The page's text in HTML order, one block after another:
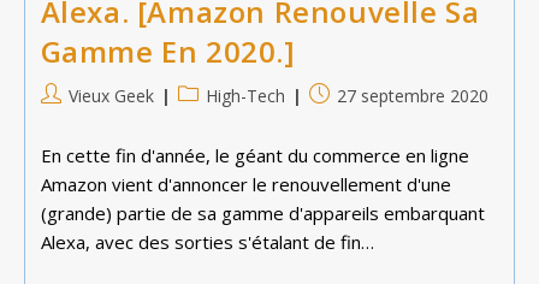
Alexa. [Amazon Renouvelle Sa
Gamme En 2020.]
Auteur/autrice
publication :
Vieux Geek
PostHigh-Tech
Publication
27 septembre 2020
En cette fin d'année, le géant du commerce en ligne
Amazon vient d'annoncer le renouvellement d'une
(grande) partie de sa gamme d'appareils embarquant
Alexa, avec des sorties s'étalant de fin…